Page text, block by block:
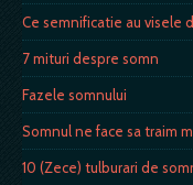
Ce semnificatie au visele
7 mituri despre somn
Fazele somnului
Somnul ne face sa traim
10 (Zece) tulburari de